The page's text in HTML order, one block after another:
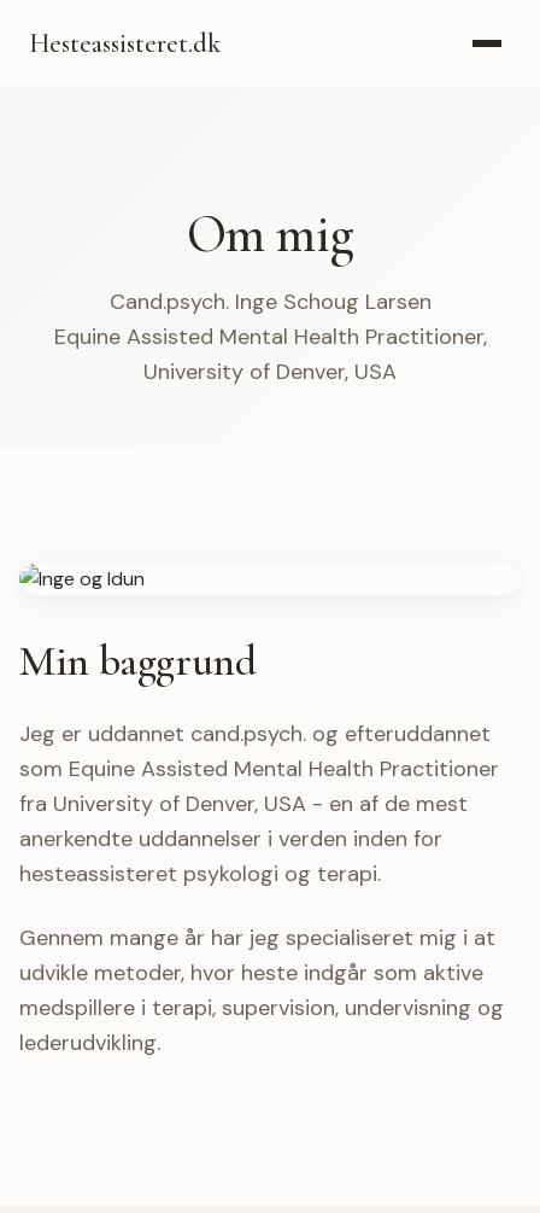
Hesteassisteret.dk
Om mig
Cand.psych. Inge Schoug Larsen
Equine Assisted Mental Health Practitioner,
University of Denver, USA
Min baggrund
Jeg er uddannet cand.psych. og efteruddannet
som Equine Assisted Mental Health Practitioner
fra University of Denver, USA - en af de mest
anerkendte uddannelser i verden inden for
hesteassisteret psykologi og terapi.
Gennem mange år har jeg specialiseret mig i at
udvikle metoder, hvor heste indgår som aktive
medspillere i terapi, supervision, undervisning og
lederudvikling.